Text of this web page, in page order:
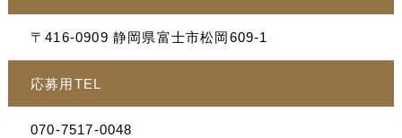
〒416-0909 静岡県富士市松岡609-1
応募用TEL
070-7517-0048